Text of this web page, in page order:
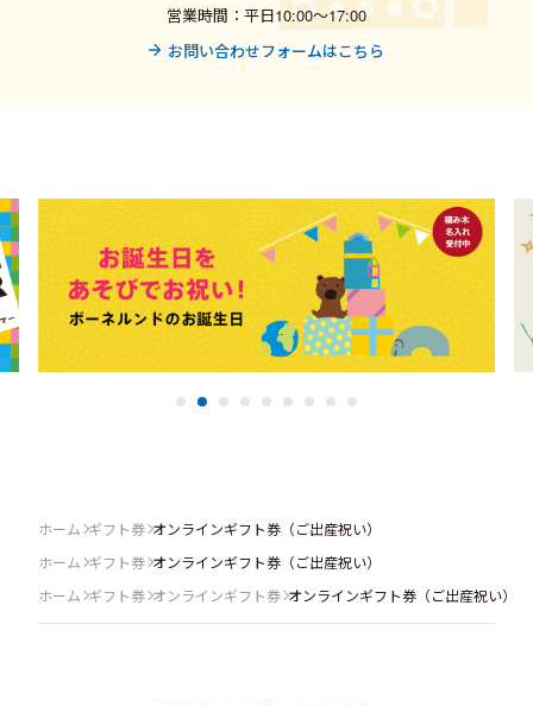
営業時間：平日10:00〜17:00
お問い合わせフォームはこちら
ホーム ギフト券 オンラインギフト券（ご出産祝い）
ホーム ギフト券 オンラインギフト券（ご出産祝い）
ホーム ギフト券 オンラインギフト券 オンラインギフト券（ご出産祝い）